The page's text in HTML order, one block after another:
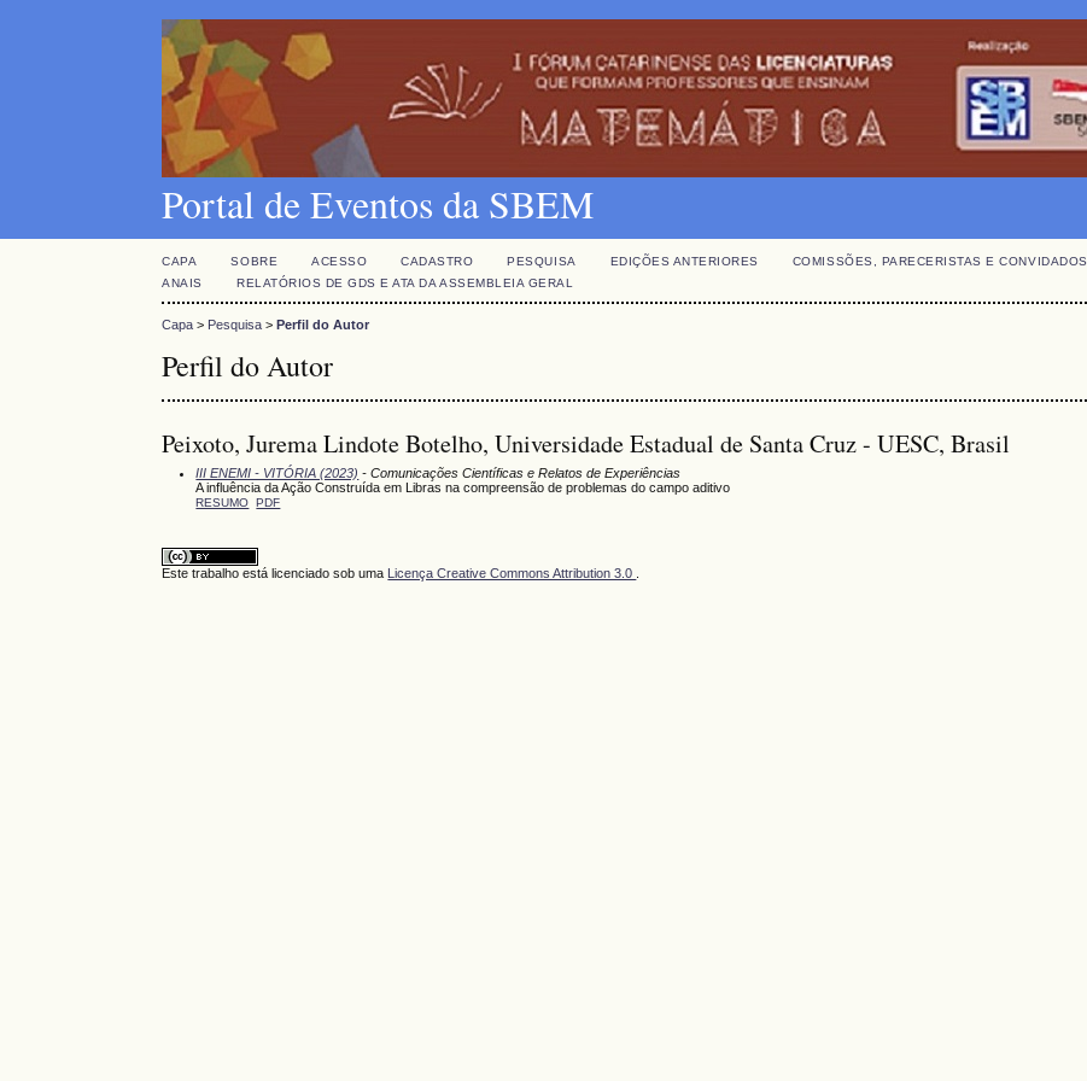
Portal de Eventos da SBEM
CAPA SOBRE ACESSO CADASTRO PESQUISA EDIÇÕES ANTERIORES
COMISSÕES, PARECERISTAS E CONVIDADOS
ANAIS
RELATÓRIOS DE GDS E ATA DA ASSEMBLEIA GERAL
Capa > Pesquisa >Perfil do Autor
Perfil do Autor
Peixoto, Jurema Lindote Botelho, Universidade Estadual de Santa Cruz - UESC, Brasil
III ENEMI - VITÓRIA (2023) - Comunicações Científicas e Relatos de Experiências
A influência da Ação Construída em Libras na compreensão de problemas do campo aditivo
RESUMO PDF
Este trabalho está licenciado sob uma Licença Creative Commons Attribution 3.0